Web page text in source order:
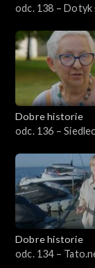
odc. 138 – Dotyk
Dobre historie
odc. 136 –
Dobre historie
odc. 134 –